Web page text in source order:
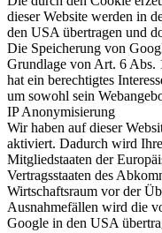
dieser Website werden in
den USA übertragen und
Die Speicherung von
Grundlage von Art. 6
hat ein berechtigtes
um sowohl sein
IP Anonymisierung
Wir haben auf dieser
aktiviert. Dadurch wird
Mitgliedstaaten der
Vertragsstaaten des
Wirtschaftsraum vor der
Ausnahmefällen wird die
Google in den USA